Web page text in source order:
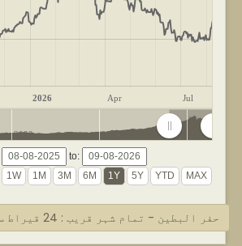
2026 Apr Jul
2022 2024 2026
to:
حفر البطین - تمام شہر قریب : 24 قیراط سونے کی قیمت